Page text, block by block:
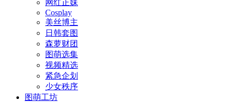
网红正妹
Cosplay
美丝博主
日韩套图
森萝财团
图萌选集
视频精选
紧急企划
少女秩序
图萌工坊